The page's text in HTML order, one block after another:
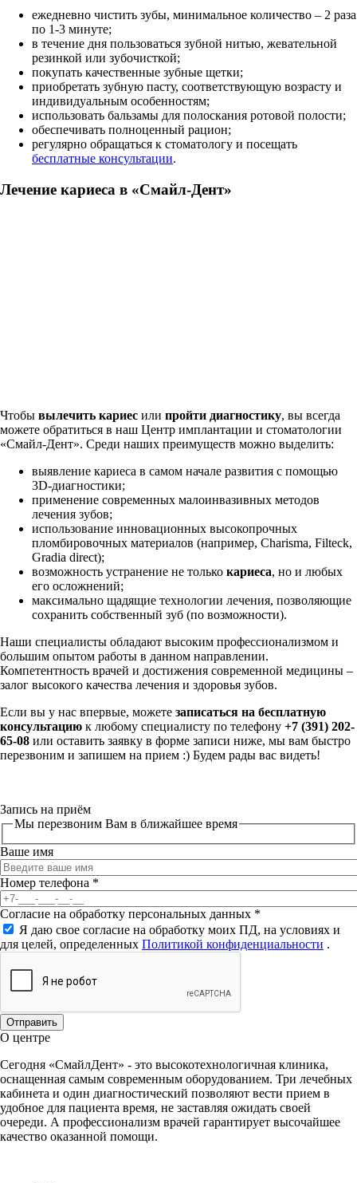
ежедневно чистить зубы, минимальное количество – 2 раза
по 1-3 минуте;
в течение дня пользоваться зубной нитью, жевательной
резинкой или зубочисткой;
покупать качественные зубные щетки;
приобретать зубную пасту, соответствующую возрасту и
индивидуальным особенностям;
использовать бальзамы для полоскания ротовой полости;
обеспечивать полноценный рацион;
регулярно обращаться к стоматологу и посещать
бесплатные консультации.
Лечение кариеса в «Смайл-Дент»
Чтобы вылечить кариес или пройти диагностику, вы всегда
можете обратиться в наш Центр имплантации и стоматологии
«Смайл-Дент». Среди наших преимуществ можно выделить:
выявление кариеса в самом начале развития с помощью
3D-диагностики;
применение современных малоинвазивных методов
лечения зубов;
использование инновационных высокопрочных
пломбировочных материалов (например, Charisma, Filteck,
Gradia direct);
возможность устранение не только кариеса, но и любых
его осложнений;
максимально щадящие технологии лечения, позволяющие
сохранить собственный зуб (по возможности).
Наши специалисты обладают высоким профессионализмом и
большим опытом работы в данном направлении.
Компетентность врачей и достижения современной медицины –
залог высокого качества лечения и здоровья зубов.
Если вы у нас впервые, можете записаться на бесплатную
консультацию к любому специалисту по телефону +7 (391) 202-
65-08 или оставить заявку в форме записи ниже, мы вам быстро
перезвоним и запишем на прием :) Будем рады вас видеть!
Запись на приём
Мы перезвоним Вам в ближайшее время
Ваше имя
Номер телефона *
Согласие на обработку персональных данных *
Я даю свое согласие на обработку моих ПД, на условиях и
для целей, определенных Политикой конфиденциальности .
О центре
Сегодня «СмайлДент» - это высокотехнологичная клиника,
оснащенная самым современным оборудованием. Три лечебных
кабинета и один диагностический позволяют вести прием в
удобное для пациента время, не заставляя ожидать своей
очереди. А профессионализм врачей гарантирует высочайшее
качество оказанной помощи.